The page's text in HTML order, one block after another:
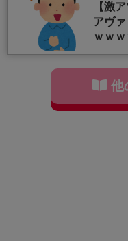
【激
アヴ
ｗｗｗ
他